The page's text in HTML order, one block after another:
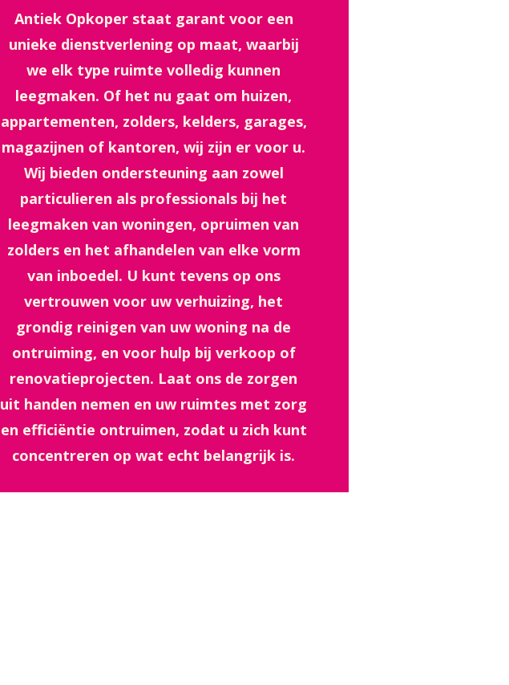
Antiek Opkoper staat garant voor een
unieke dienstverlening op maat, waarbij
we elk type ruimte volledig kunnen
leegmaken. Of het nu gaat om huizen,
appartementen, zolders, kelders, garages,
magazijnen of kantoren, wij zijn er voor u.
Wij bieden ondersteuning aan zowel
particulieren als professionals bij het
leegmaken van woningen, opruimen van
zolders en het afhandelen van elke vorm
van inboedel. U kunt tevens op ons
vertrouwen voor uw verhuizing, het
grondig reinigen van uw woning na de
ontruiming, en voor hulp bij verkoop of
renovatieprojecten. Laat ons de zorgen
uit handen nemen en uw ruimtes met zorg
en efficiëntie ontruimen, zodat u zich kunt
concentreren op wat echt belangrijk is.